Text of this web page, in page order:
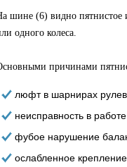
шине (6) видно пятнистое
одного колеса.
причинами
люфт в шарнирах
неисправность в
фубое нарушение
ослабленное